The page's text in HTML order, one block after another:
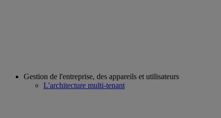
Gestion de l'entreprise, des appareils et utilisateurs
L'architecture multi-tenant